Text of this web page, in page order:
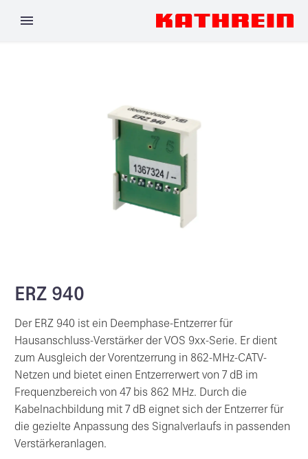
ERZ 940
Der ERZ 940 ist ein Deemphase-Entzerrer für
Hausanschluss-Verstärker der VOS 9xx-Serie. Er dient
zum Ausgleich der Vorentzerrung in 862-MHz-CATV-
Netzen und bietet einen Entzerrerwert von 7 dB im
Frequenzbereich von 47 bis 862 MHz. Durch die
Kabelnachbildung mit 7 dB eignet sich der Entzerrer für
die gezielte Anpassung des Signalverlaufs in passenden
Verstärkeranlagen.